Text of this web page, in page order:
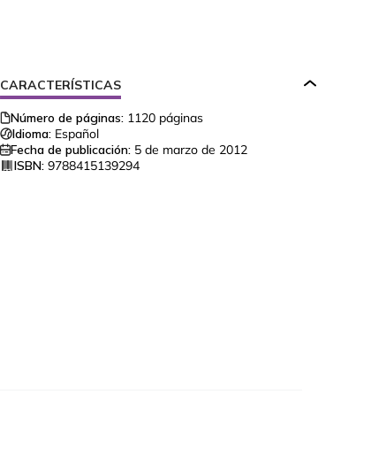
CARACTERÍSTICAS
Número de páginas: 1120 páginas
Idioma: Español
Fecha de publicación: 5 de marzo de 2012
ISBN: 9788415139294